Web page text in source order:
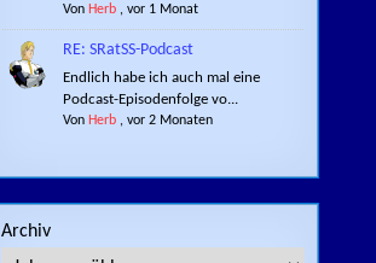
Von Herb, vor 1 Monat
RE: SRatSS-Podcast
Endlich habe ich auch mal eine
Podcast-Episodenfolge vo...
Von Herb, vor 2 Monaten
Archiv